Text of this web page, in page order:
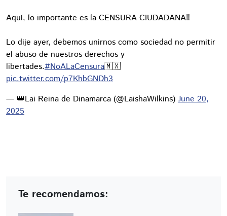
Aquí, lo importante es la CENSURA CIUDADANA‼️
Lo dije ayer, debemos unirnos como sociedad no permitir
el abuso de nuestros derechos y
libertades.#NoALaCensura🇲🇽
pic.twitter.com/p7KhbGNDh3
— 👑Lai Reina de Dinamarca (@LaishaWilkins) June 20,
2025
Te recomendamos: